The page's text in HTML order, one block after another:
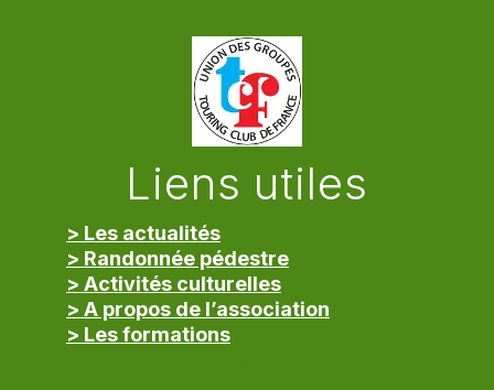
Liens utiles
> Les actualités
> Randonnée pédestre
> Activités culturelles
> A propos de l’association
> Les formations